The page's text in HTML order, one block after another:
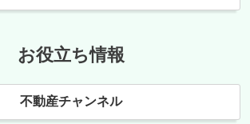
お役立ち情報
不動産チャンネル